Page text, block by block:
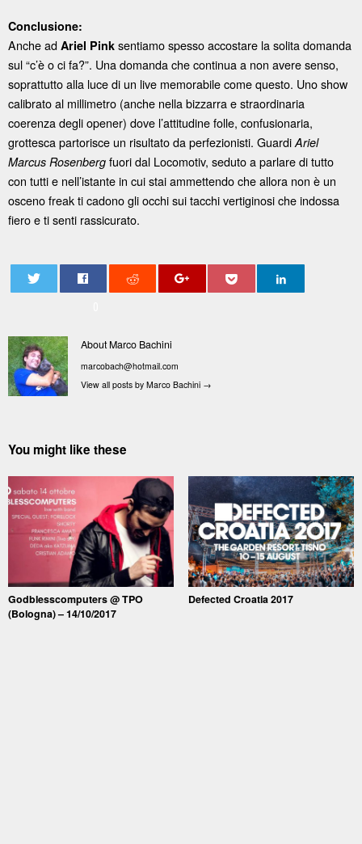
Conclusione:
Anche ad Ariel Pink sentiamo spesso accostare la solita domanda
sul “c’è o ci fa?”. Una domanda che continua a non avere senso,
soprattutto alla luce di un live memorabile come questo. Uno show
calibrato al millimetro (anche nella bizzarra e straordinaria
coerenza degli opener) dove l’attitudine folle, confusionaria,
grottesca partorisce un risultato da perfezionisti. Guardi Ariel
Marcus Rosenberg fuori dal Locomotiv, seduto a parlare di tutto
con tutti e nell’istante in cui stai ammettendo che allora non è un
osceno freak ti cadono gli occhi sui tacchi vertiginosi che indossa
fiero e ti senti rassicurato.
About Marco Bachini
marcobach@hotmail.com
View all posts by Marco Bachini →
You might like these
Godblesscomputers @ TPO
(Bologna) – 14/10/2017
Defected Croatia 2017